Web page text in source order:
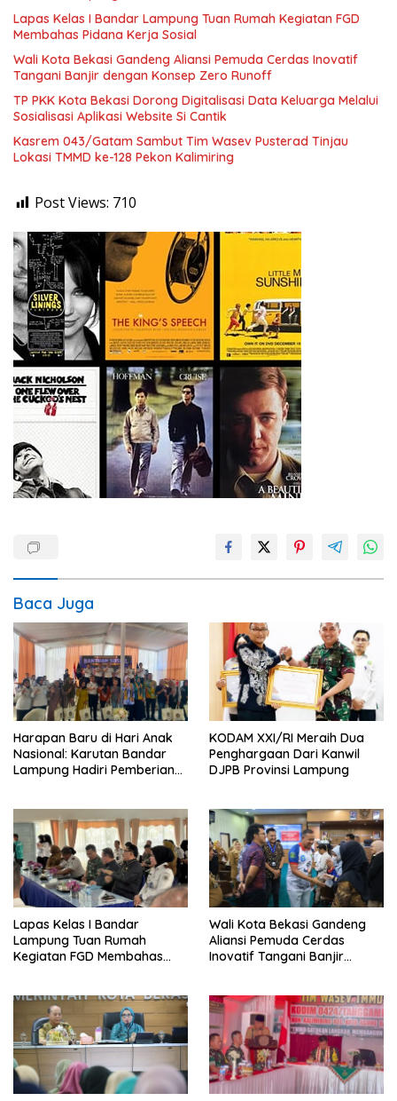
Lapas Kelas I Bandar Lampung Tuan Rumah Kegiatan FGD
Membahas Pidana Kerja Sosial
Wali Kota Bekasi Gandeng Aliansi Pemuda Cerdas Inovatif
Tangani Banjir dengan Konsep Zero Runoff
TP PKK Kota Bekasi Dorong Digitalisasi Data Keluarga Melalui
Sosialisasi Aplikasi Website Si Cantik
Kasrem 043/Gatam Sambut Tim Wasev Pusterad Tinjau
Lokasi TMMD ke-128 Pekon Kalimiring
Post Views: 710
Baca Juga
Harapan Baru di Hari Anak
Nasional: Karutan Bandar
Lampung Hadiri Pemberian
Makna dan Kepedulian
KODAM XXI/RI Meraih Dua
Penghargaan Dari Kanwil
DJPB Provinsi Lampung
Lapas Kelas I Bandar
Lampung Tuan Rumah
Kegiatan FGD Membahas
Wali Kota Bekasi Gandeng
Aliansi Pemuda Cerdas
Inovatif Tangani Banjir